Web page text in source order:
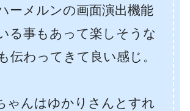
ーメルンの画面演出機能
る事もあって楽しそうな
伝わってきて良い感じ。
ゃんはゆかりさんとすれ